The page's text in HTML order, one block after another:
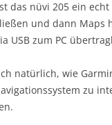
das nüvi 205 ein
und dann Maps
USB zum PC
natürlich, wie
zu